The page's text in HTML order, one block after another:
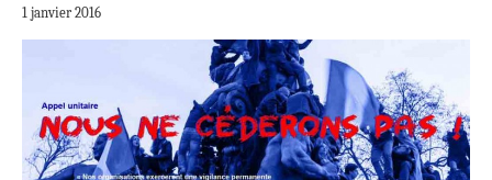
1 janvier 2016